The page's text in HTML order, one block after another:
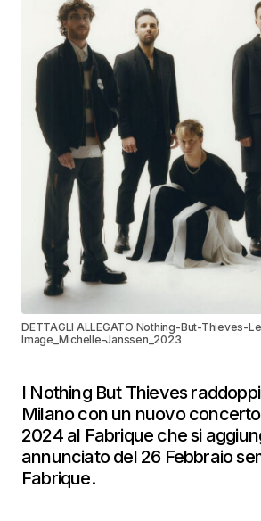
DETTAGLI ALLEGATO Nothing-But-Thieves-
Image_Michelle-Janssen_2023
I Nothing But Thieves
Milano con un nuovo
2024 al Fabrique che si
annunciato del 26 Febbraio
Fabrique.